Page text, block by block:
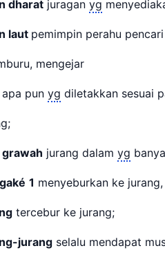
dharat juragan yg
laut pemimpin perahu
mengejar
pun yg diletakkan sesuai
jurang dalam yg
1 menyeburkan ke
tercebur ke jurang;
jurang selalu mendapat